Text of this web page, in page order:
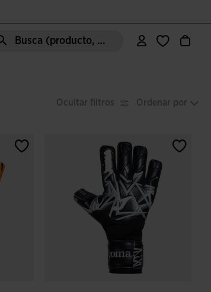
Busca (producto, estilo, área, ect.)
Ocultar filtros Ordenar por